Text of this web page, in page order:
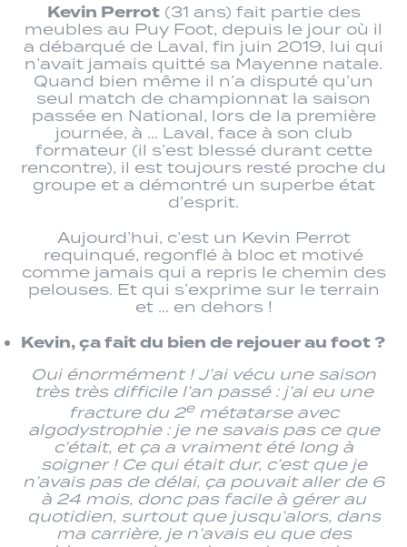
Kevin Perrot(31 ans) fait partie des
meubles au Puy Foot, depuis le jour où il
a débarqué de Laval, fin juin 2019, lui qui
n’avait jamais quitté sa Mayenne natale.
Quand bien même il n’a disputé qu’un
seul match de championnat la saison
passée en National, lors de la première
journée, à … Laval, face à son club
formateur (il s’est blessé durant cette
rencontre), il est toujours resté proche du
groupe et a démontré un superbe état
d’esprit.
Aujourd’hui, c’est un Kevin Perrot
requinqué, regonflé à bloc et motivé
comme jamais qui a repris le chemin des
pelouses. Et qui s’exprime sur le terrain
et … en dehors !
Kevin, ça fait du bien de rejouer au foot ?
Oui énormément ! J’ai vécu une saison
très très difficile l’an passé : j’ai eu une
fracture du 2emétatarse avec
algodystrophie : je ne savais pas ce que
c’était, et ça a vraiment été long à
soigner ! Ce qui était dur, c’est que je
n’avais pas de délai, ça pouvait aller de 6
à 24 mois, donc pas facile à gérer au
quotidien, surtout que jusqu’alors, dans
ma carrière, je n’avais eu que des